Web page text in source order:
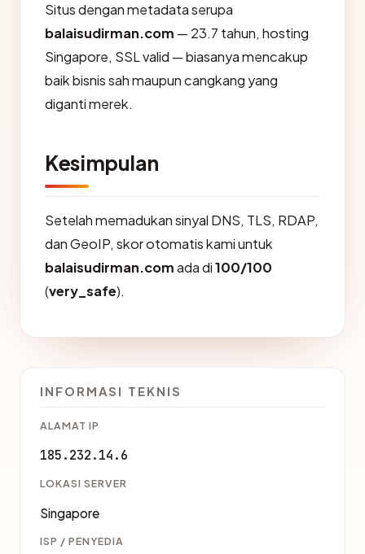
Situs dengan metadata serupa
balaisudirman.com — 23.7 tahun, hosting
Singapore, SSL valid — biasanya mencakup
baik bisnis sah maupun cangkang yang
diganti merek.
Kesimpulan
Setelah memadukan sinyal DNS, TLS, RDAP,
dan GeoIP, skor otomatis kami untuk
balaisudirman.comada di100/100
(very_safe).
INFORMASI TEKNIS
ALAMAT IP
185.232.14.6
LOKASI SERVER
Singapore
ISP / PENYEDIA